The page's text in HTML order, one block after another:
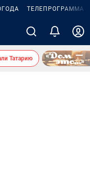
ТЕЛЕПРОГРАММА
Татарию